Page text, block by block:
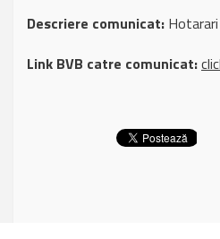
Descriere comunicat:
Link BVB catre comunicat: